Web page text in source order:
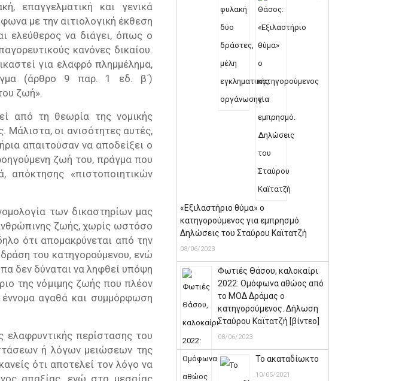
επαγγελματική και γενικά
με την αιτιολογική έκθεση
ελεύθερος να διάγει, όπως ο
κανόνες δικαίου.
για ελαφρό πληµµέληµα,
(άρθρο 9 παρ. 1 εδ. β΄)
ζωή».
από τη θεωρία της νομικής
Μάλιστα, οι ανισότητες αυτές,
απαιτούσαν να αποδείξει ο
ζωή του, πράγμα που
απόκτησης «πιστοποιητικών
των δικαστηρίων μας
ζωής, χωρίς ωστόσο
ότι απομακρύνεται από την
του κατηγορούμενου, ενώ
δεν δύναται να ληφθεί υπόψη
της νόμιμης ζωής που πλέον
έννομα αγαθά και συμμόρφωση
περίστασης του
ή λόγων μειώσεων της
ότι αποτελεί τον λόγο να
απαξίας, ενώ στα μεσαίας
«Εξιλαστήριο θύμα» ο
κατηγορούμενος για εμπρησμό.
Δηλώσεις του Σταύρου Καϊτατζή
08/06/2023
Φωτιές Θάσου, καλοκαίρι
2022: Ομόφωνα αθώος από
το ΜΟΔ Δράμας ο
κατηγορούμενος. Δήλωση
Σταύρου Καϊτατζή [βίντεο]
08/06/2023
Το ακαταδίωκτο
10/05/2021